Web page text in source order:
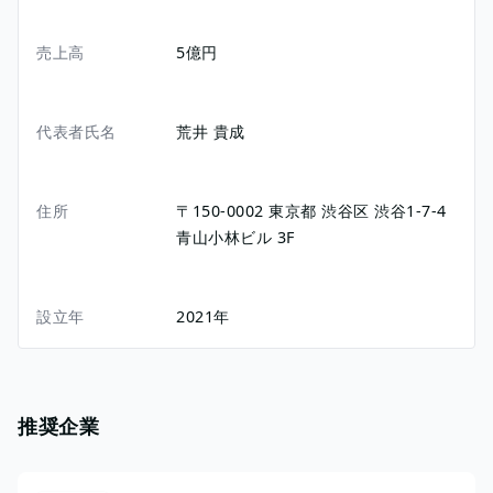
売上高 5億円
代表者氏名 荒井 貴成
住所 〒150-0002東京都渋谷区 渋谷1-7-4
青山小林ビル 3F
設立年 2021年
推奨企業